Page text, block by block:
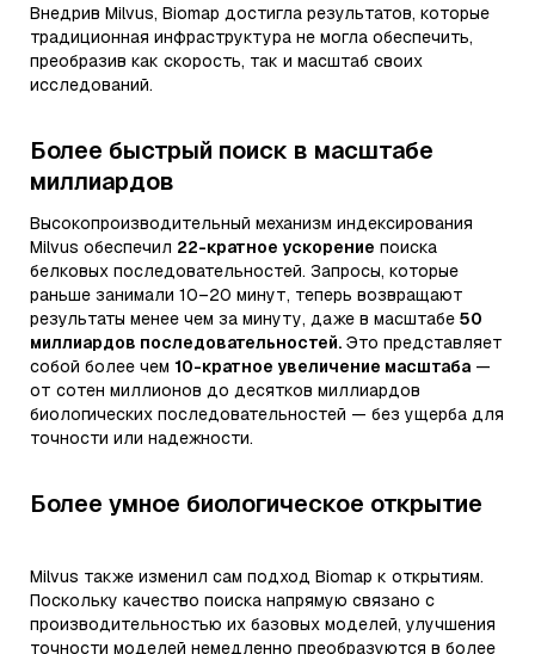
Внедрив Milvus, Biomap достигла результатов, которые
традиционная инфраструктура не могла обеспечить,
преобразив как скорость, так и масштаб своих
исследований.
Более быстрый поиск в масштабе
миллиардов
Высокопроизводительный механизм индексирования
Milvus обеспечил 22-кратное ускорение поиска
белковых последовательностей. Запросы, которые
раньше занимали 10–20 минут, теперь возвращают
результаты менее чем за минуту, даже в масштабе 50
миллиардов последовательностей. Это представляет
собой более чем 10-кратное увеличение масштаба —
от сотен миллионов до десятков миллиардов
биологических последовательностей — без ущерба для
точности или надежности.
Более умное биологическое открытие
Milvus также изменил сам подход Biomap к открытиям.
Поскольку качество поиска напрямую связано с
производительностью их базовых моделей, улучшения
точности моделей немедленно преобразуются в более